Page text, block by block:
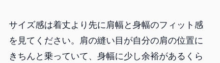
サイズ感は着丈より先に肩幅と身幅のフィット感
を見てください。肩の縫い目が自分の肩の位置に
きちんと乗っていて、身幅に少し余裕があるくら